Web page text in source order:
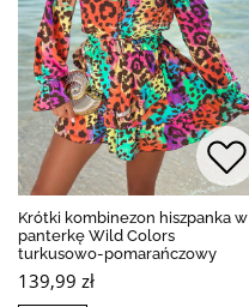
Krótki kombinezon hiszpanka w
panterkę Wild Colors
turkusowo-pomarańczowy
139,99 zł